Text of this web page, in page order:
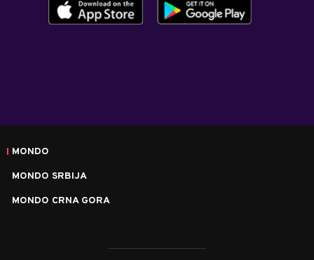
MONDO
MONDO SRBIJA
MONDO CRNA GORA